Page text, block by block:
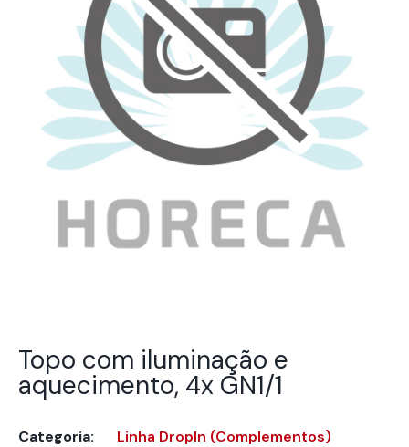
Topo com iluminação e
aquecimento, 4x GN1/1
Categoria: Linha DropIn (Complementos)